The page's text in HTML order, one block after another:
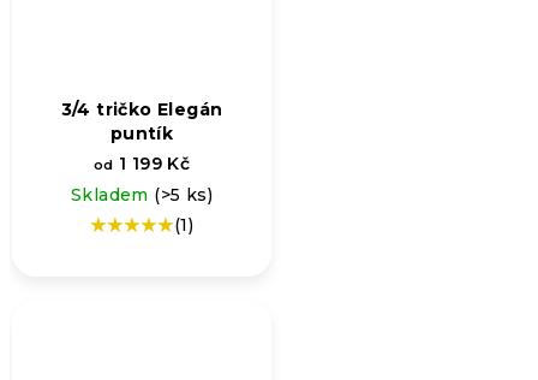
3/4 tričko Elegán
puntík
od 1 199 Kč
Skladem (>5 ks)
Průměrné(1)